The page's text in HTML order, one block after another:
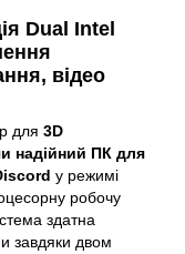
Dual Intel
відео
для 3D
надійний ПК для
у режимі
робочу
здатна
завдяки двом